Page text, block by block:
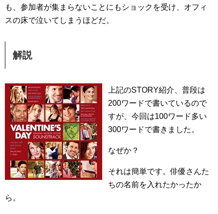
も、参加者が集まらないことにもショックを受け、オフィ
スの床で泣いてしまうほどだ。
解説
上記のSTORY紹介、普段は
200ワードで書いているので
すが、今回は100ワード多い
300ワードで書きました。
なぜか？
それは簡単です。俳優さんた
ちの名前を入れたかったか
ら。